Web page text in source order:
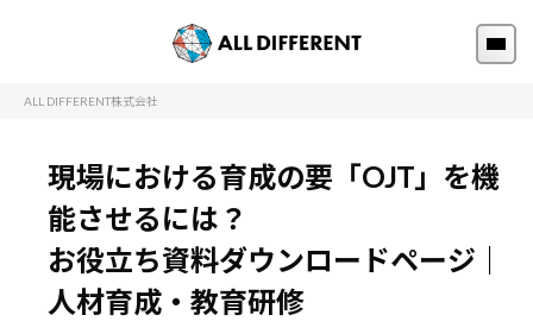
ALL DIFFERENT株式会社
現場における育成の要「OJT」を機
能させるには？
お役立ち資料ダウンロードページ｜
人材育成・教育研修